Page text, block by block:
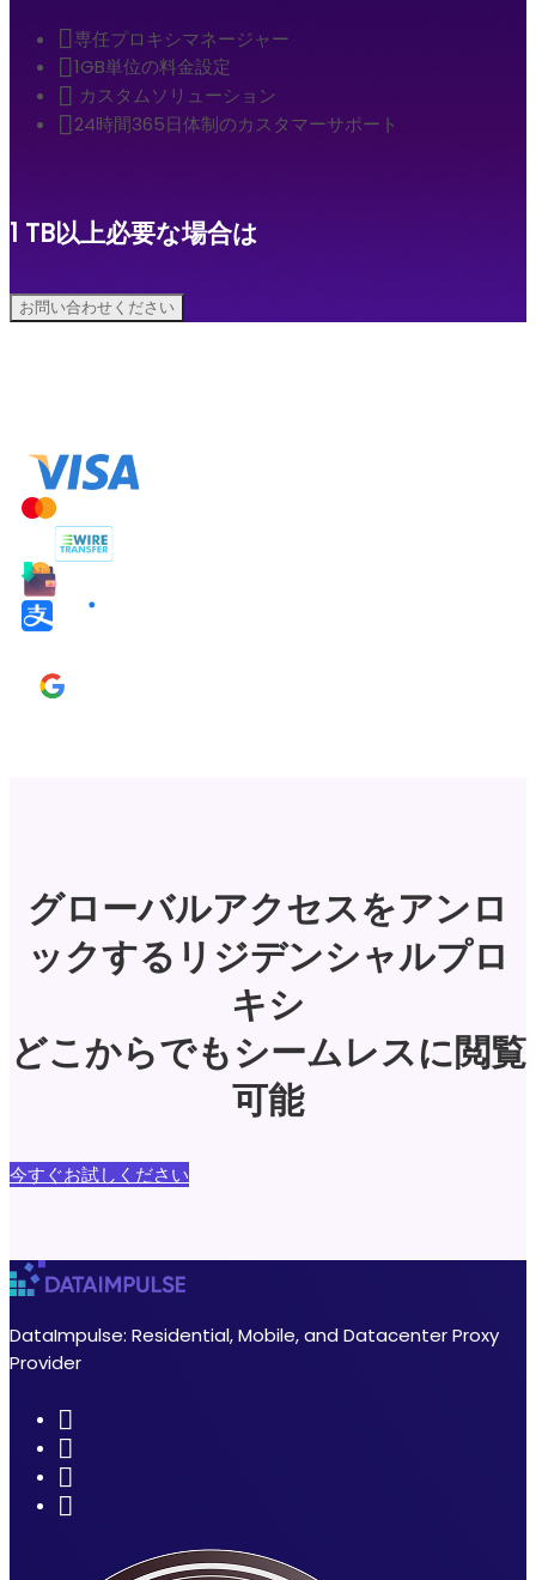
専任プロキシマネージャー
1GB単位の料金設定
カスタムソリューション
24時間365日体制のカスタマーサポート
1 TB以上必要な場合は
お問い合わせください
グローバルアクセスをアンロ
ックするリジデンシャルプロ
キシ
どこからでもシームレスに閲覧
可能
今すぐお試しください
DataImpulse: Residential, Mobile, and Datacenter Proxy
Provider